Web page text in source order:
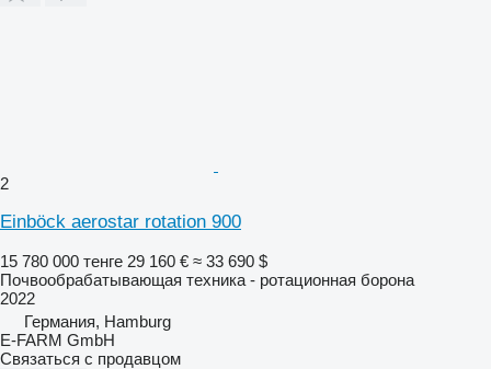
2
Einböck aerostar rotation 900
15 780 000 тенге 29 160 € ≈ 33 690 $
Почвообрабатывающая техника - ротационная борона
2022
Германия, Hamburg
E-FARM GmbH
Связаться с продавцом